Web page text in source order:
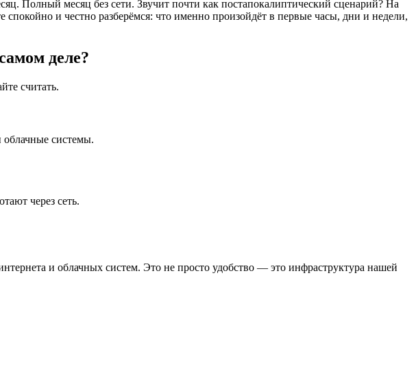
Полный месяц без сети. Звучит почти как постапокалиптический сценарий? На
спокойно и честно разберёмся: что именно произойдёт в первые часы, дни и недели,
деле?
считать.
облачные системы.
через сеть.
и облачных систем. Это не просто удобство — это инфраструктура нашей